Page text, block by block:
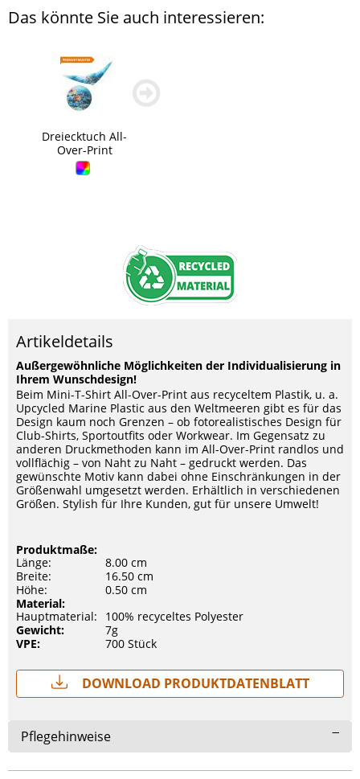
Das könnte Sie auch interessieren:
Dreiecktuch All-
Over-Print
Artikeldetails
Außergewöhnliche Möglichkeiten der Individualisierung in
Ihrem Wunschdesign!
Beim Mini-T-Shirt All-Over-Print aus recyceltem Plastik, u. a.
Upcycled Marine Plastic aus den Weltmeeren gibt es für das
Design kaum noch Grenzen – ob fotorealistisches Design für
Club-Shirts, Sportoutfits oder Workwear. Im Gegensatz zu
anderen Druckmethoden kann im All-Over-Print randlos und
vollflächig – von Naht zu Naht – gedruckt werden. Das
gewünschte Motiv kann dabei ohne Einschränkungen in der
Größenwahl umgesetzt werden. Erhältlich in verschiedenen
Größen. Stylish für Ihre Kunden, gut für unsere Umwelt!
Produktmaße:
Länge:
8.00 cm
Breite:
16.50 cm
Höhe:
0.50 cm
Material:
Hauptmaterial:
100% recyceltes Polyester
Gewicht:
7g
VPE:
700 Stück
Download Produktdatenblatt
Pflegehinweise